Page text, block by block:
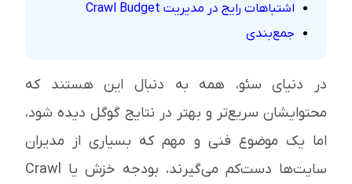
اشتباهات رایج در مدیریت Crawl Budget
جمع‌بندی
در دنیای سئو، همه به دنبال این هستند که
محتوایشان سریع‌تر و بهتر در نتایج گوگل دیده شود،
اما یک موضوع فنی و مهم که بسیاری از مدیران
سایت‌ها دست‌کم می‌گیرند، بودجه خزش یا Crawl